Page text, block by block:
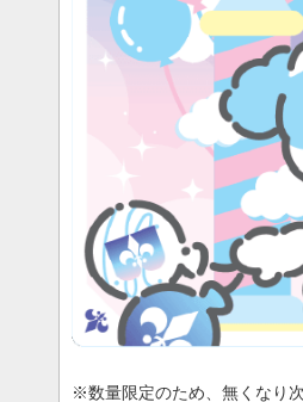
※数量限定のため、無くなり